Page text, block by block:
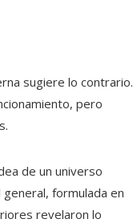
sugiere lo contrario.
pero
de un universo
formulada en
revelaron lo